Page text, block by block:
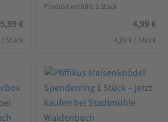
5,99 €
/ Stück
Produkt enthält: 1 Stück
4,99 €
4,99 €/ Stück